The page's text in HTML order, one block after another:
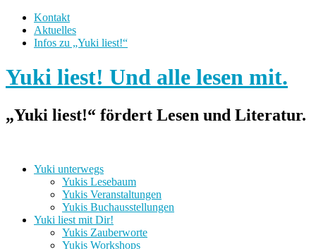
Kontakt
Aktuelles
Infos zu „Yuki liest!“
Yuki liest! Und alle lesen mit.
„Yuki liest!“ fördert Lesen und Literatur.
Yuki unterwegs
Yukis Lesebaum
Yukis Veranstaltungen
Yukis Buchausstellungen
Yuki liest mit Dir!
Yukis Zauberworte
Yukis Workshops